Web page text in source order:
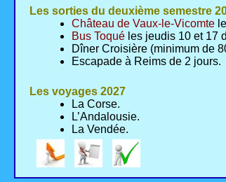
Les sorties du deuxième semestre
Château de Vaux-le-Vicomte
Bus Toqué les jeudis 10 et 17
Dîner Croisière (minimum de
Escapade à Reims de 2 jours.
Les voyages 2027
La Corse.
L’Andalousie.
La Vendée.